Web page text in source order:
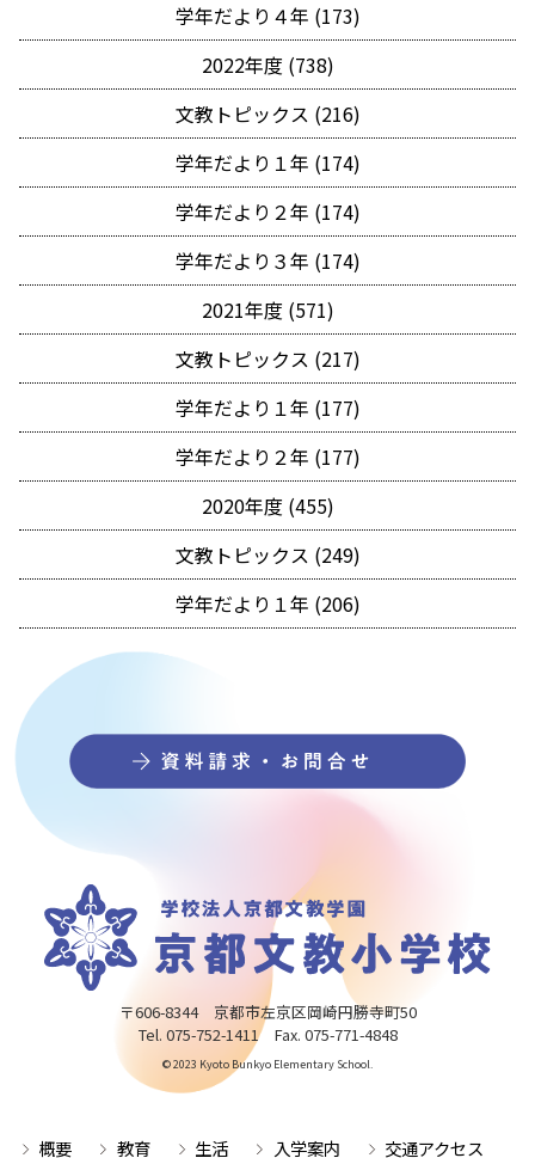
学年だより４年 (173)
2022年度 (738)
文教トピックス (216)
学年だより１年 (174)
学年だより２年 (174)
学年だより３年 (174)
2021年度 (571)
文教トピックス (217)
学年だより１年 (177)
学年だより２年 (177)
2020年度 (455)
文教トピックス (249)
学年だより１年 (206)
〒606-8344 京都市左京区岡崎円勝寺町50
Tel. 075-752-1411 Fax. 075-771-4848
© 2023 Kyoto Bunkyo Elementary School.
概要 教育 生活 入学案内 交通アクセス